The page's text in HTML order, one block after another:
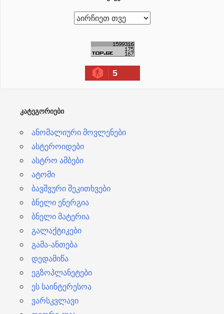
ა
5
ᲙᲐᲢᲔᲒᲝᲠᲘᲔᲑᲘ
ანომალიური მოვლენები
ასტეროიდები
ასტრო ამბები
ატომი
ბავშვური შეკითხვები
ბნელი ენერგია
ბნელი მატერია
გალაქტიკები
გამა-ანთება
დედამიწა
ეგზოპლანეტები
ეს საინტერესოა
ვარსკვლავი